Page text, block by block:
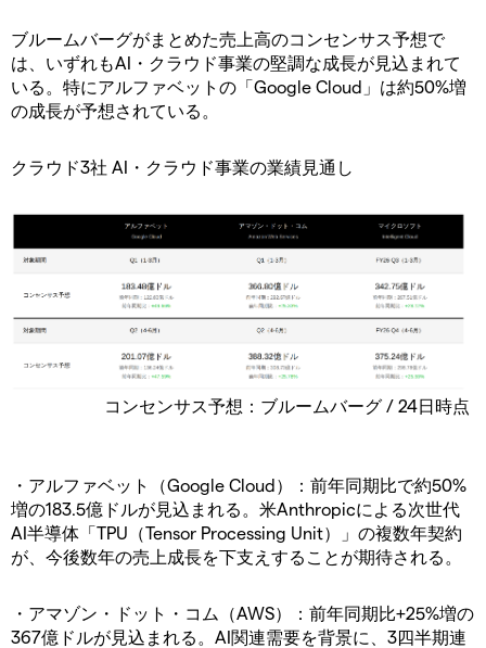
ブルームバーグがまとめた売上高のコンセンサス予想で
は、いずれもAI・クラウド事業の堅調な成長が見込まれて
いる。特にアルファベットの「Google Cloud」は約50%増
の成長が予想されている。
クラウド3社 AI・クラウド事業の業績見通し
コンセンサス予想：ブルームバーグ / 24日時点
・アルファベット（Google Cloud）：前年同期比で約50%
増の183.5億ドルが見込まれる。米Anthropicによる次世代
AI半導体「TPU（Tensor Processing Unit）」の複数年契約
が、今後数年の売上成長を下支えすることが期待される。
・アマゾン・ドット・コム（AWS）：前年同期比+25%増の
367億ドルが見込まれる。AI関連需要を背景に、3四半期連